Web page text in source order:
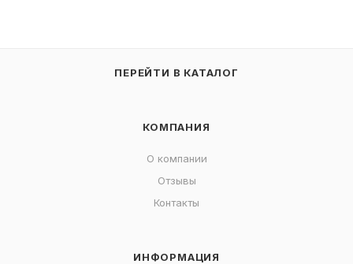
ПЕРЕЙТИ В КАТАЛОГ
КОМПАНИЯ
О компании
Отзывы
Контакты
ИНФОРМАЦИЯ